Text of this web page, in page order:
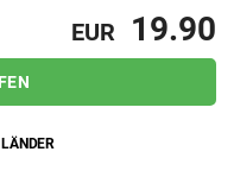
EUR 19.90